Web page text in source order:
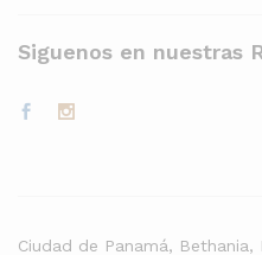
Siguenos en nuestras
Ciudad de Panamá,